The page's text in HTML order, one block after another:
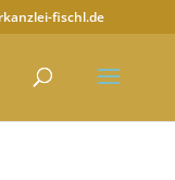
fischl.de